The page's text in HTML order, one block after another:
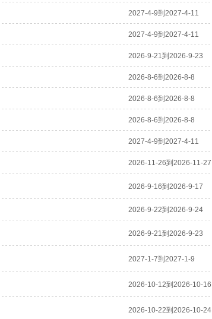
2027-4-9到2027-4-11
2027-4-9到2027-4-11
2026-9-21到2026-9-23
2026-8-6到2026-8-8
2026-8-6到2026-8-8
2026-8-6到2026-8-8
2027-4-9到2027-4-11
2026-11-26到2026-11-27
2026-9-16到2026-9-17
2026-9-22到2026-9-24
2026-9-21到2026-9-23
2027-1-7到2027-1-9
2026-10-12到2026-10-16
2026-10-22到2026-10-24